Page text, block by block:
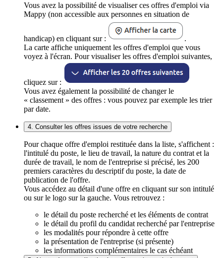
Vous avez la possibilité de visualiser ces offres d'emploi via
Mappy (non accessible aux personnes en situation de
handicap) en cliquant sur :
.
La carte affiche uniquement les offres d'emploi que vous
voyez à l'écran. Pour visualiser les offres d'emploi suivantes,
cliquez sur :
Vous avez également la possibilité de changer le
« classement » des offres : vous pouvez par exemple les trier
par date.
4. Consulter les offres issues de votre recherche
Pour chaque offre d'emploi restituée dans la liste, s'affichent :
l'intitulé du poste, le lieu de travail, la nature du contrat et la
durée de travail, le nom de l'entreprise si précisé, les 200
premiers caractères du descriptif du poste, la date de
publication de l'offre.
Vous accédez au détail d'une offre en cliquant sur son intitulé
ou sur le logo sur la gauche. Vous retrouvez :
le détail du poste recherché et les éléments de contrat
le détail du profil du candidat recherché par l'entreprise
les modalités pour répondre à cette offre
la présentation de l'entreprise (si présente)
les informations complémentaires le cas échéant